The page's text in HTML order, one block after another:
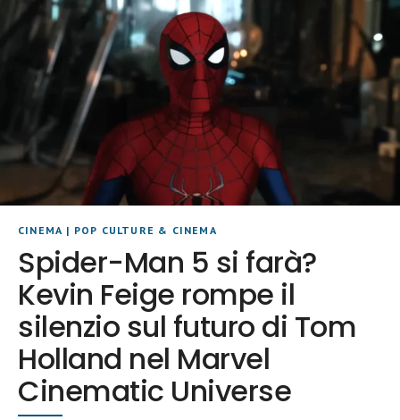
CINEMA | POP CULTURE & CINEMA
Spider-Man 5 si farà?
Kevin Feige rompe il
silenzio sul futuro di Tom
Holland nel Marvel
Cinematic Universe